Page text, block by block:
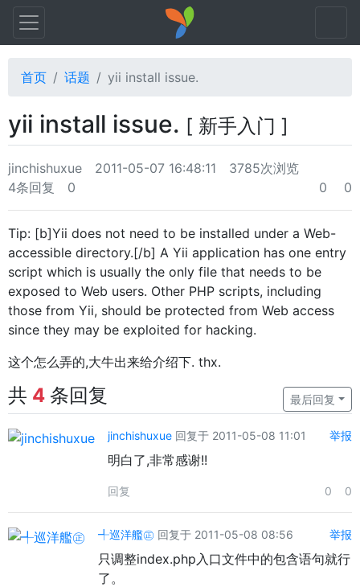
首页 话题 yii install issue.
yii install issue. [ 新手入门 ]
jinchishuxue 2011-05-07 16:48:11
3785次浏览
4条回复
0 0 0
Tip: [b]Yii does not need to be installed under a Web-
accessible directory.[/b] A Yii application has one entry
script which is usually the only file that needs to be
exposed to Web users. Other PHP scripts, including
those from Yii, should be protected from Web access
since they may be exploited for hacking.
这个怎么弄的,大牛出来给介绍下. thx.
共 4 条回复 最后回复
jinchishuxue 回复于 2011-05-08 11:01 举报
明白了,非常感谢!!
回复 0 0
╃巡洋艦㊣ 回复于 2011-05-08 08:56 举报
只调整index.php入口文件中的包含语句就行
了。